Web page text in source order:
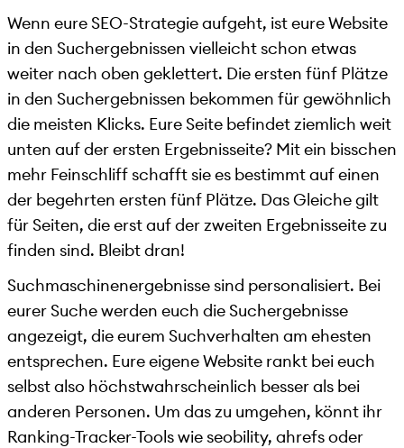
Wenn eure SEO-Strategie aufgeht, ist eure Website
in den Suchergebnissen vielleicht schon etwas
weiter nach oben geklettert. Die ersten fünf Plätze
in den Suchergebnissen bekommen für gewöhnlich
die meisten Klicks. Eure Seite befindet ziemlich weit
unten auf der ersten Ergebnisseite? Mit ein bisschen
mehr Feinschliff schafft sie es bestimmt auf einen
der begehrten ersten fünf Plätze. Das Gleiche gilt
für Seiten, die erst auf der zweiten Ergebnisseite zu
finden sind. Bleibt dran!
Suchmaschinenergebnisse sind personalisiert. Bei
eurer Suche werden euch die Suchergebnisse
angezeigt, die eurem Suchverhalten am ehesten
entsprechen. Eure eigene Website rankt bei euch
selbst also höchstwahrscheinlich besser als bei
anderen Personen. Um das zu umgehen, könnt ihr
Ranking-Tracker-Tools wie seobility, ahrefs oder